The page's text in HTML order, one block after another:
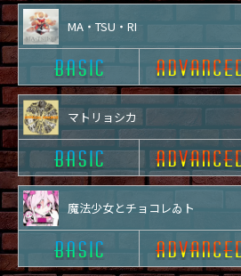
MA・TSU・RI
マトリョシカ
魔法少女とチョコレゐト